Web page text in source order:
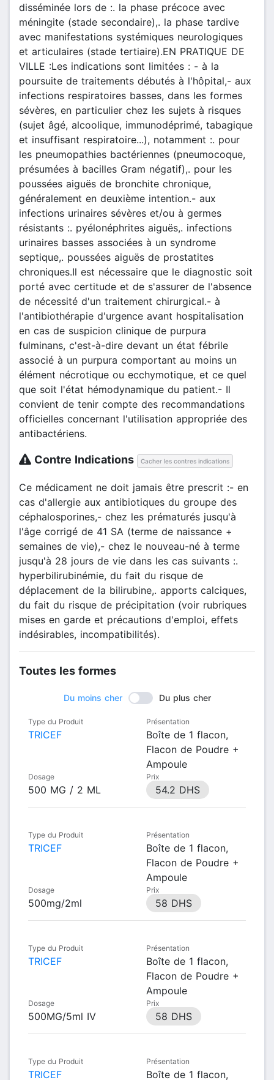
disséminée lors de :. la phase précoce avec
méningite (stade secondaire),. la phase tardive
avec manifestations systémiques neurologiques
et articulaires (stade tertiaire).EN PRATIQUE DE
VILLE :Les indications sont limitées : - à la
poursuite de traitements débutés à l'hôpital,- aux
infections respiratoires basses, dans les formes
sévères, en particulier chez les sujets à risques
(sujet âgé, alcoolique, immunodéprimé, tabagique
et insuffisant respiratoire...), notamment :. pour
les pneumopathies bactériennes (pneumocoque,
présumées à bacilles Gram négatif),. pour les
poussées aiguës de bronchite chronique,
généralement en deuxième intention.- aux
infections urinaires sévères et/ou à germes
résistants :. pyélonéphrites aiguës,. infections
urinaires basses associées à un syndrome
septique,. poussées aiguës de prostatites
chroniques.Il est nécessaire que le diagnostic soit
porté avec certitude et de s'assurer de l'absence
de nécessité d'un traitement chirurgical.- à
l'antibiothérapie d'urgence avant hospitalisation
en cas de suspicion clinique de purpura
fulminans, c'est-à-dire devant un état fébrile
associé à un purpura comportant au moins un
élément nécrotique ou ecchymotique, et ce quel
que soit l'état hémodynamique du patient.- Il
convient de tenir compte des recommandations
officielles concernant l'utilisation appropriée des
antibactériens.
Contre Indications Cacher les contres indications
Ce médicament ne doit jamais être prescrit :- en
cas d'allergie aux antibiotiques du groupe des
céphalosporines,- chez les prématurés jusqu'à
l'âge corrigé de 41 SA (terme de naissance +
semaines de vie),- chez le nouveau-né à terme
jusqu'à 28 jours de vie dans les cas suivants :.
hyperbilirubinémie, du fait du risque de
déplacement de la bilirubine,. apports calciques,
du fait du risque de précipitation (voir rubriques
mises en garde et précautions d'emploi, effets
indésirables, incompatibilités).
Toutes les formes
Du moins cher Du plus cher
Type du Produit
TRICEF
Présentation
Boîte de 1 flacon,
Flacon de Poudre +
Ampoule
Dosage
500 MG / 2 ML
Prix
54.2 DHS
Type du Produit
TRICEF
Présentation
Boîte de 1 flacon,
Flacon de Poudre +
Ampoule
Dosage
500mg/2ml
Prix
58 DHS
Type du Produit
TRICEF
Présentation
Boîte de 1 flacon,
Flacon de Poudre +
Ampoule
Dosage
500MG/5ml IV
Prix
58 DHS
Type du Produit
TRICEF
Présentation
Boîte de 1 flacon,